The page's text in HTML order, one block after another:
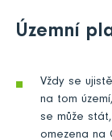
Územní
Vždy se
na tom
se může
omezena na